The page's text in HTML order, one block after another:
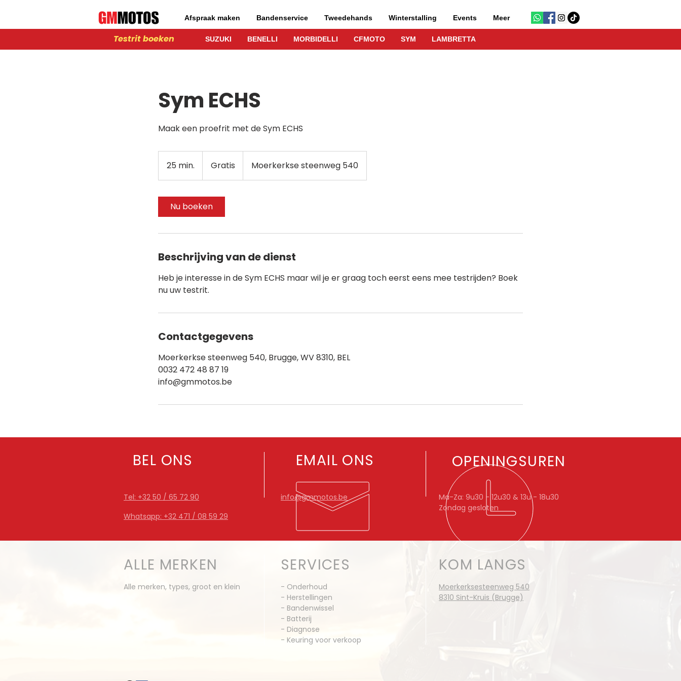
Afspraak maken Bandenservice Tweedehands Winterstalling Events Meer
Testrit boeken SUZUKI BENELLI MORBIDELLI CFMOTO SYM LAMBRETTA
Sym ECHS
Maak een proefrit met de Sym ECHS
25 min.
5
i
n
Gratis Moerkerkse steenweg 540
Nu boeken
Beschrijving van de dienst
Heb je interesse in de Sym ECHS maar wil je er graag toch eerst eens mee testrijden? Boek
nu uw testrit.
Contactgegevens
Moerkerkse steenweg 540, Brugge, WV 8310, BEL
0032 472 48 87 19
info@gmmotos.be
BEL ONS
Tel: +32 50 / 65 72 90
Whatsapp: +32 471 / 08 59 29
EMAIL ONS
info@gmmotos.be
OPENINGSUREN
Ma-Za: 9u30 - 12u30 & 13u - 18u30
Zondag gesloten
ALLE MERKEN
Alle merken, types, groot en klein
SERVICES
- Onderhoud
- Herstellingen
- Bandenwissel
- Batterij
- Diagnose
- Keuring voor verkoop
KOM LANGS
Moerkerksesteenweg 540
8310 Sint-Kruis (Brugge)